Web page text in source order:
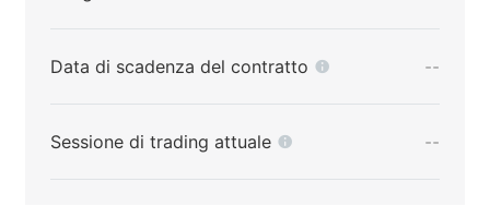
Data di scadenza del contratto --
Sessione di trading attuale --